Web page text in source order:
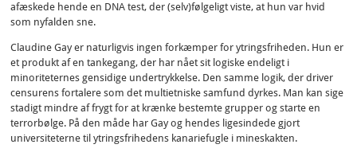
afæskede hende en DNA test, der (selv)følgeligt viste, at hun var hvid
som nyfalden sne.
Claudine Gay er naturligvis ingen forkæmper for ytringsfriheden. Hun er
et produkt af en tankegang, der har nået sit logiske endeligt i
minoriteternes gensidige undertrykkelse. Den samme logik, der driver
censurens fortalere som det multietniske samfund dyrkes. Man kan sige
stadigt mindre af frygt for at krænke bestemte grupper og starte en
terrorbølge. På den måde har Gay og hendes ligesindede gjort
universiteterne til ytringsfrihedens kanariefugle i mineskakten.